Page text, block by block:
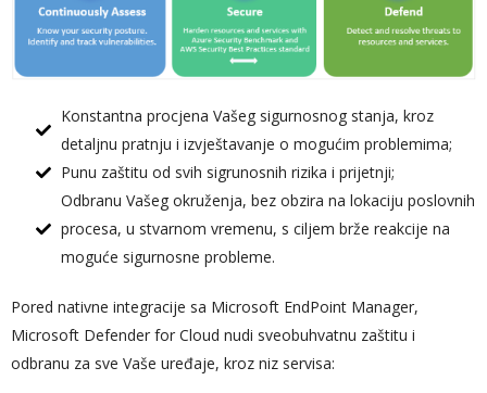
Konstantna procjena Vašeg sigurnosnog stanja, kroz
detaljnu pratnju i izvještavanje o mogućim problemima;
Punu zaštitu od svih sigrunosnih rizika i prijetnji;
Odbranu Vašeg okruženja, bez obzira na lokaciju poslovnih
procesa, u stvarnom vremenu, s ciljem brže reakcije na
moguće sigurnosne probleme.
Pored nativne integracije sa Microsoft EndPoint Manager,
Microsoft Defender for Cloud nudi sveobuhvatnu zaštitu i
odbranu za sve Vaše uređaje, kroz niz servisa: